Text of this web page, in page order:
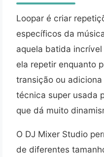
Loopar é criar
específicos da
aquela batida
ela repetir enquanto
transição ou
técnica super usada
que dá muito
O DJ Mixer Studio
de diferentes